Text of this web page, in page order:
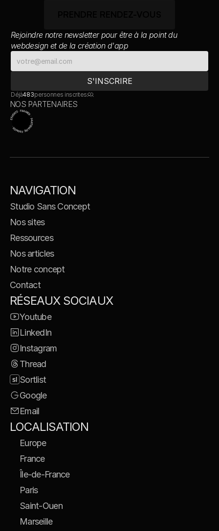
Rejoindre notre newsletter pour être à la point du
webdesign et de la création d'app
Déjà483personnes inscrites
NOS PARTENAIRES
EXPERTS FRAMER · PARTENAIRE FRAMER ·
NAVIGATION
Studio Sans Concept
Nos sites
Ressources
Nos articles
Notre concept
Contact
RÉSEAUX SOCIAUX
Youtube
LinkedIn
Instagram
Thread
Sortlist
Google
Email
LOCALISATION
Europe
France
Île-de-France
Paris
Saint-Ouen
Marseille